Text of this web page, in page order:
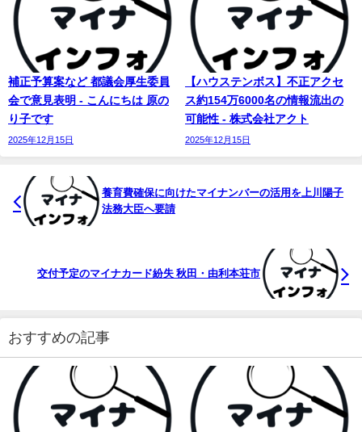
補正予算案など 都議会厚生委員
会で意見表明 - こんにちは 原の
り子です
2025年12月15日
【ハウステンボス】不正アクセ
ス約154万6000名の情報流出の
可能性 - 株式会社アクト
2025年12月15日
養育費確保に向けたマイナンバーの活用を上川陽子
法務大臣へ要請
交付予定のマイナカード紛失 秋田・由利本荘市
おすすめの記事